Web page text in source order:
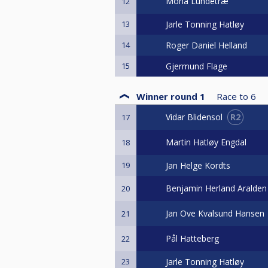
Følgende typer sko og strømper
a.Skoene kan være dressko
være helt svarte, også såle og
b.Sko som ikke tilsvarer
c.Sokker eller strømper må
Premie:
1.plass 1000kr
13 Jarle Tonning Hatløy
14 Roger Daniel Helland
15 Gjermund Flage
Winner round 1 Race to 6
17 Vidar Blidensol R2
18 Martin Hatløy Engdal
19 Jan Helge Kordts
20 Benjamin Herland Aralden
21 Jan Ove Kvalsund Hansen
22 Pål Hatteberg
23 Jarle Tonning Hatløy